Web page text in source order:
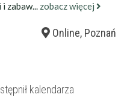
zabaw... zobacz więcej
Online, Poznań
kalendarza